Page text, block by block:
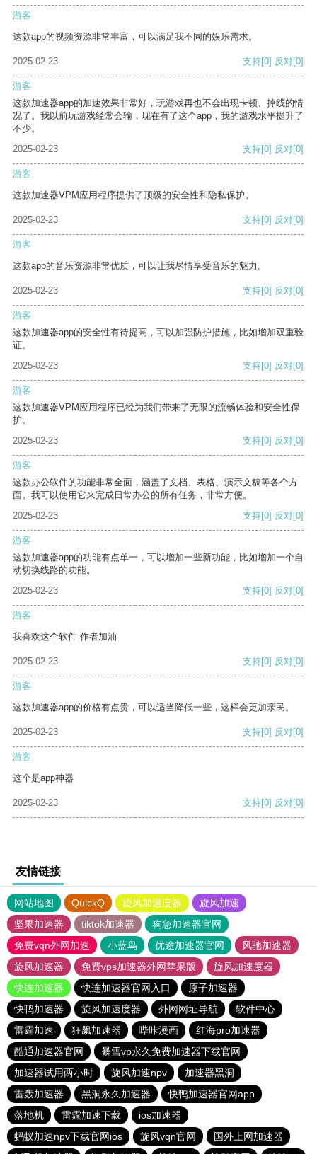
游客
这款app的视频资源非常丰富，可以满足我不同的娱乐需求。
2025-02-23 支持[0] 反对[0]
游客
这款加速器app的加速效果非常好，玩游戏再也不会出现卡顿、掉线的情
况了。我以前玩游戏经常会输，现在有了这个app，我的游戏水平提升了
不少。
2025-02-23
支持[0] 反对[0]
游客
这款加速器VPM应用程序提供了顶级的安全性和隐私保护。
2025-02-23 支持[0] 反对[0]
游客
这款app的音乐资源非常优质，可以让我尽情享受音乐的魅力。
2025-02-23 支持[0] 反对[0]
游客
这款加速器app的安全性有待提高，可以加强防护措施，比如增加双重验
证。
2025-02-23
支持[0] 反对[0]
游客
这款加速器VPM应用程序已经为我们带来了无限的流畅体验和安全性保
护。
2025-02-23
支持[0] 反对[0]
游客
这款办公软件的功能非常全面，涵盖了文档、表格、演示文稿等各个方
面。我可以使用它来完成日常办公的所有任务，非常方便。
2025-02-23
支持[0] 反对[0]
游客
这款加速器app的功能有点单一，可以增加一些新功能，比如增加一个自
动切换线路的功能。
2025-02-23
支持[0] 反对[0]
游客
我喜欢这个软件 作者加油
2025-02-23 支持[0] 反对[0]
游客
这款加速器app的价格有点贵，可以适当降低一些，这样会更加亲民。
2025-02-23 支持[0] 反对[0]
游客
这个是app神器
2025-02-23 支持[0] 反对[0]
友情链接
网站地图 QuickQ 旋风加速度器
旋风加速
坚果加速器
tiktok加速器
狗急加速器官网
免费vqn外网加速
小蓝鸟 优途加速器官网
风驰加速器
旋风加速器
免费vps加速器外网苹果版
旋风加速度器
快连加速器
快连加速器官网入口
原子加速器
快鸭加速器
旋风加速度器 外网网址导航
软件中心
雷霆加速
狂飙加速器 哔咔漫画
红海pro加速器
酷通加速器官网
暴雪vp永久免费加速器下载官网
加速器试用两小时
旋风加速npv
加速器黑洞
雷轰加速器
黑洞永久加速器
快鸭加速器官网app
落地机
雷霆加速下载
ios加速器
蚂蚁加速npv下载官网ios
旋风vqn官网
国外上网加速器